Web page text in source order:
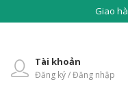
Giao
Tài khoản
Đăng ký / Đăng nhập